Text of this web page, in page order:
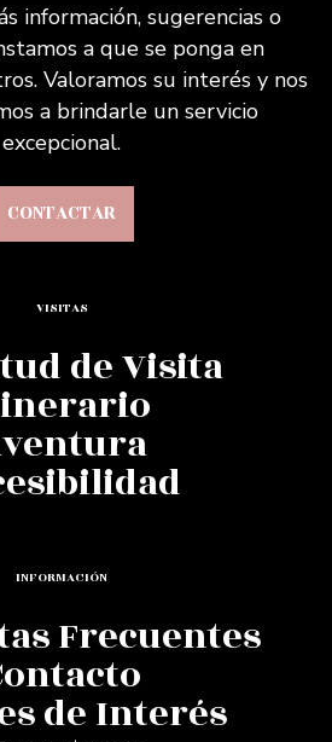
información, sugerencias o
a que se ponga en
Valoramos su interés y nos
a brindarle un servicio
excepcional.
CONTACTAR
VISITAS
de Visita
INFORMACIÓN
Frecuentes
de Interés